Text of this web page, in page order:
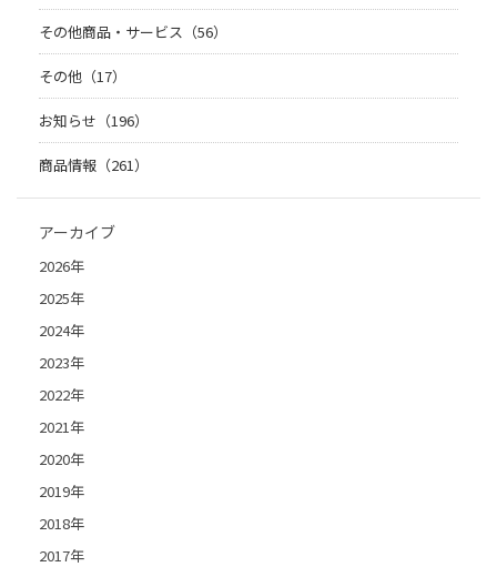
その他商品・サービス（56）
その他（17）
お知らせ（196）
商品情報（261）
アーカイブ
2026年
2025年
2024年
2023年
2022年
2021年
2020年
2019年
2018年
2017年